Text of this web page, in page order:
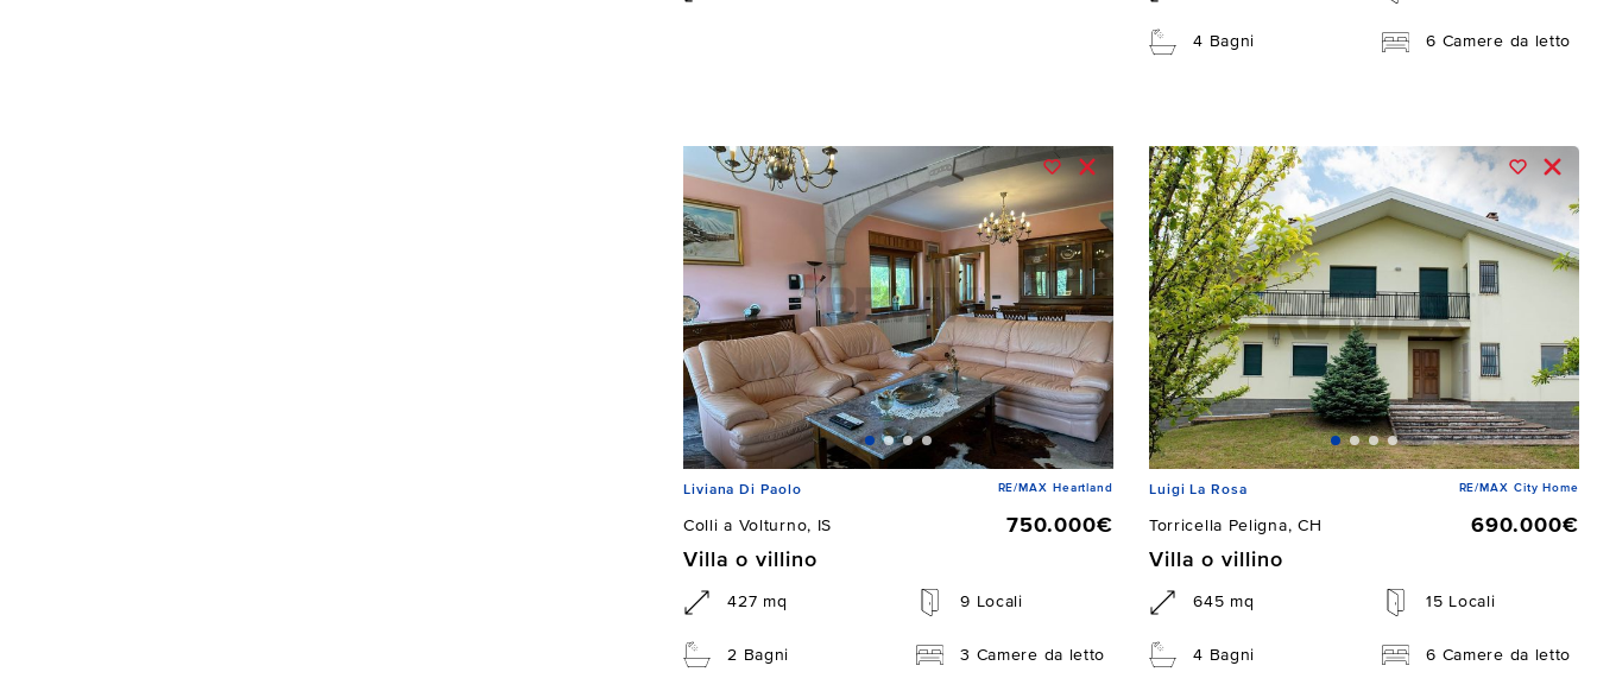
4 Bagni 6 Camere da letto
Liviana Di Paolo RE/MAX Heartland
Colli a Volturno, IS
750.000€
Villa o villino
427 mq 9 Locali
2 Bagni 3 Camere da letto
Luigi La Rosa RE/MAX City Home
Torricella Peligna, CH
690.000€
Villa o villino
645 mq 15 Locali
4 Bagni 6 Camere da letto